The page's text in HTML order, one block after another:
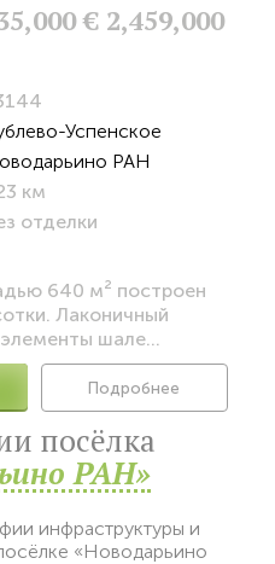
€ 2,459,000
Успенское
РАН
км
отделки
640 м² построен
Лаконичный
шале...
Подробнее
посёлка
РАН»
инфраструктуры и
«Новодарьино